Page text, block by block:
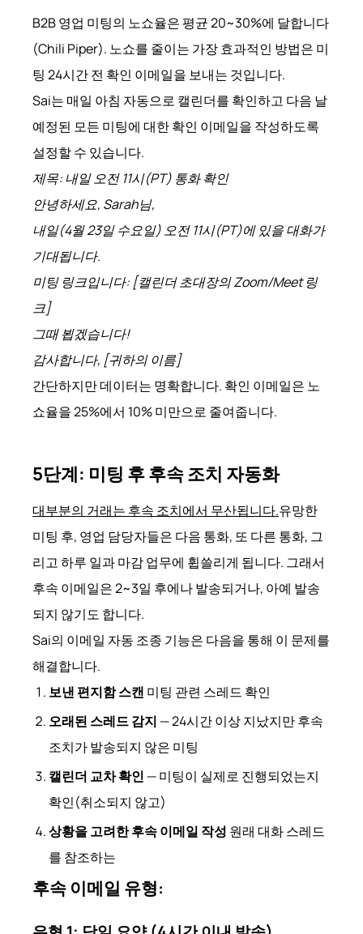
B2B 영업 미팅의 노쇼율은 평균 20~30%에 달합니다
(Chili Piper). 노쇼를 줄이는 가장 효과적인 방법은 미
팅 24시간 전 확인 이메일을 보내는 것입니다.
Sai는 매일 아침 자동으로 캘린더를 확인하고 다음 날
예정된 모든 미팅에 대한 확인 이메일을 작성하도록
설정할 수 있습니다.
제목: 내일 오전 11시(PT) 통화 확인
안녕하세요, Sarah님,
내일(4월 23일 수요일) 오전 11시(PT)에 있을 대화가
기대됩니다.
미팅 링크입니다: [캘린더 초대장의 Zoom/Meet 링
크]
그때 뵙겠습니다!
감사합니다, [귀하의 이름]
간단하지만 데이터는 명확합니다. 확인 이메일은 노
쇼율을 25%에서 10% 미만으로 줄여줍니다.
5단계: 미팅 후 후속 조치 자동화
대부분의 거래는 후속 조치에서 무산됩니다.유망한
미팅 후, 영업 담당자들은 다음 통화, 또 다른 통화, 그
리고 하루 일과 마감 업무에 휩쓸리게 됩니다. 그래서
후속 이메일은 2~3일 후에나 발송되거나, 아예 발송
되지 않기도 합니다.
Sai의 이메일 자동 조종 기능은 다음을 통해 이 문제를
해결합니다.
보낸 편지함 스캔 미팅 관련 스레드 확인
오래된 스레드 감지 — 24시간 이상 지났지만 후속
조치가 발송되지 않은 미팅
캘린더 교차 확인 — 미팅이 실제로 진행되었는지
확인(취소되지 않고)
상황을 고려한 후속 이메일 작성 원래 대화 스레드
를 참조하는
후속 이메일 유형: